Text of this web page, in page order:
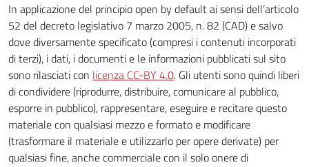
In applicazione del principio open by default ai sensi dell’articolo
52 del decreto legislativo 7 marzo 2005, n. 82 (CAD) e salvo
dove diversamente specificato (compresi i contenuti incorporati
di terzi), i dati, i documenti e le informazioni pubblicati sul sito
sono rilasciati con licenza CC-BY 4.0. Gli utenti sono quindi liberi
di condividere (riprodurre, distribuire, comunicare al pubblico,
esporre in pubblico), rappresentare, eseguire e recitare questo
materiale con qualsiasi mezzo e formato e modificare
(trasformare il materiale e utilizzarlo per opere derivate) per
qualsiasi fine, anche commerciale con il solo onere di